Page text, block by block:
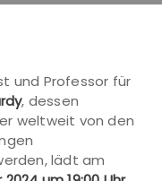
und Professor für
, dessen
weltweit von den
lädt am